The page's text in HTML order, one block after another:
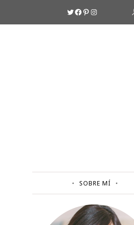
Twitter
Facebook
Pinterest
Instagram
SOBRE MÍ